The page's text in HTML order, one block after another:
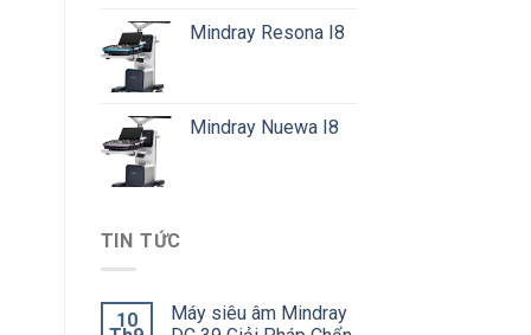
Mindray Resona I8
Mindray Nuewa I8
TIN TỨC
10
Máy siêu âm Mindray